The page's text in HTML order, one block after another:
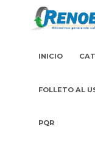
INICIO
FOLLETO AL
PQR